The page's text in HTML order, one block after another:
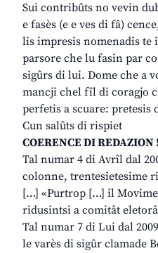
Sui contribûts no vevin
e fasès (e e ves di fâ)
lis impresis nomenadis te
parsore che lu fasin par
sigûrs di lui. Dome che a
mancji chel fîl di coragjo
perfetis a scuare: pretesis
Cun salûts di rispiet
COERENCE DI
Tal numar 4 di Avrîl dal
colonne, trentesietesime
[…] «Purtrop […] il
ridusintsi a comitât
Tal numar 7 di Lui dal
le varès di sigûr clamade